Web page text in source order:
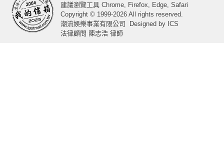
建議瀏覽工具 Chrome, Firefox, Edge, Safari
Copyright © 1999-2026 All rights reserved.
潮流娛樂事業有限公司
Designed by ICS
法律顧問 陳志浩 律師